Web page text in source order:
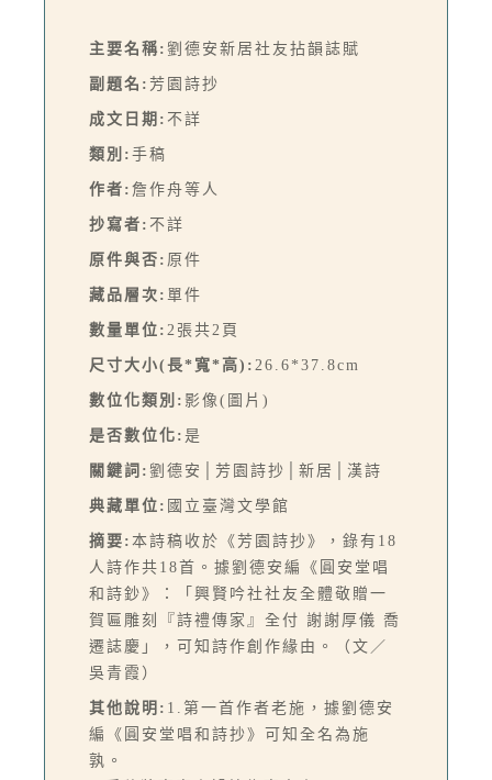
主要名稱: 劉德安新居社友拈韻誌賦
副題名: 芳園詩抄
成文日期: 不詳
類別: 手稿
作者: 詹作舟等人
抄寫者: 不詳
原件與否: 原件
藏品層次: 單件
數量單位: 2張共2頁
尺寸大小(長*寬*高): 26.6*37.8cm
數位化類別: 影像(圖片)
是否數位化: 是
關鍵詞: 劉德安│芳園詩抄│新居│漢詩
典藏單位: 國立臺灣文學館
摘要: 本詩稿收於《芳園詩抄》，錄有18
人詩作共18首。據劉德安編《圓安堂唱
和詩鈔》：「興賢吟社社友全體敬贈一
賀匾雕刻『詩禮傳家』全付 謝謝厚儀 喬
遷誌慶」，可知詩作創作緣由。（文／
吳青霞）
其他說明: 1.第一首作者老施，據劉德安
編《圓安堂唱和詩抄》可知全名為施
孰。